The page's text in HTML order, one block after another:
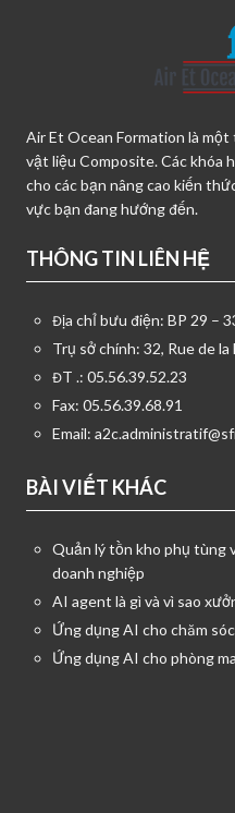
Air Et Ocean Formation là
vật liệu Composite. Các khóa
cho các bạn nâng cao kiến
vực bạn đang hướng đến.
THÔNG TIN LIÊN HỆ
Địa chỉ bưu điện: BP 29 –
Trụ sở chính: 32, Rue de
ĐT .: 05.56.39.52.23
Fax: 05.56.39.68.91
Email:
BÀI VIẾT KHÁC
Quản lý tồn kho phụ tùng
doanh nghiệp
AI agent là gì và vì sao
Ứng dụng AI cho chăm
Ứng dụng AI cho phòng